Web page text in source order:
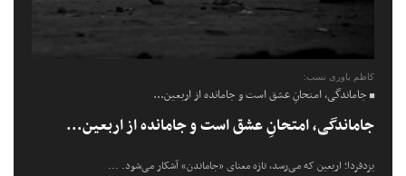
کاظم یاوری نسب:
جاماندگی، امتحانِ عشق است و جامانده از اربعین...
جاماندگی، امتحانِ عشق است و جامانده از اربعین...
یزدفردا؛ اربعین که می‌رسد، تازه معنای «جاماندن» آشکار می‌شود. ...